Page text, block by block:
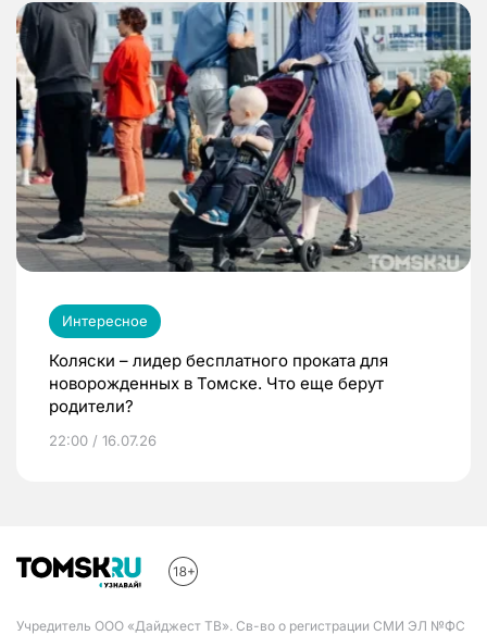
Интересное
Коляски – лидер бесплатного проката для
новорожденных в Томске. Что еще берут
родители?
22:00 / 16.07.26
Учредитель ООО «Дайджест ТВ». Св-во о регистрации СМИ ЭЛ №ФС